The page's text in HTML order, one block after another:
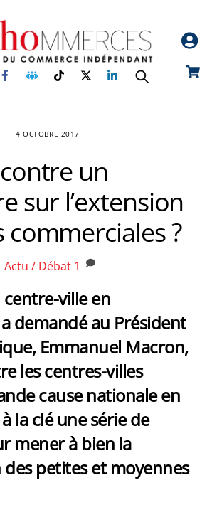
FacebookGroupe
Facebook
TikTokTwitterLinkedin
4 OCTOBRE 2017
un
sur l’extension
commerciales ?
Actu / Débat 1
centre-ville en
demandé au Président
Emmanuel Macron,
les centres-villes
cause nationale en
la clé une série de
mener à bien la
petites et moyennes